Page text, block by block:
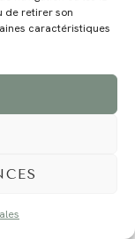
de retirer son
caractéristiques
d'Azur -